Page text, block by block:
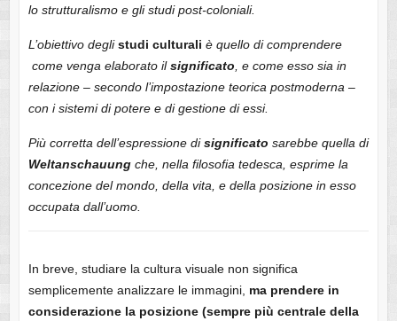
lo strutturalismo e gli studi post-coloniali.
L’obiettivo deglistudi culturali è quello di comprendere
come venga elaborato ilsignificato, e come esso sia in
relazione – secondo l’impostazione teorica postmoderna –
con i sistemi di potere e di gestione di essi.
Più corretta dell’espressione disignificato sarebbe quella di
Weltanschauungche, nella filosofia tedesca, esprime la
concezione del mondo, della vita, e della posizione in esso
occupata dall’uomo.
In breve, studiare la cultura visuale non significa
semplicemente analizzare le immagini, ma prendere in
considerazione la posizione (sempre più centrale della